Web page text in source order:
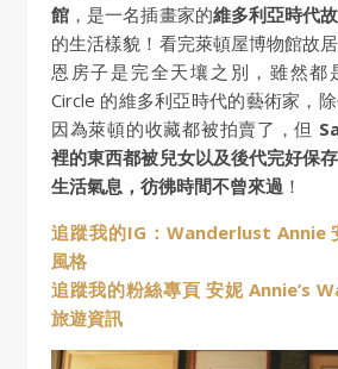
館 ，是一名插畫家的維多利亞時代
的生活樣貌！看完萊頓屋博物館故
恩房子是完全天壤之別，雖然都
Circle 的維多利亞時代的藝術家，
因為萊頓的收藏都被拍賣了，但
裡的東西都被兒女以及後代完好保
生活氣息，彷彿時間不曾來過 ！
追蹤我的IG：Wanderlust Annie
風格
追蹤我的粉絲專頁 安妮 Annie’s
旅遊資訊